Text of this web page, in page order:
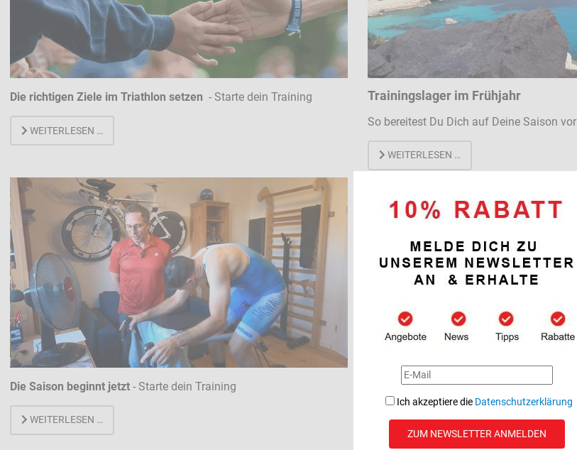
Ich akzeptiere die Datenschutzerklärung
ZUM NEWSLETTER ANMELDEN
Die richtigen Ziele im Triathlon setzen - Starte dein Training
WEITERLESEN …
Die Saison beginnt jetzt - Starte dein Training
WEITERLESEN …
Trainingslager im Frühjahr
So bereitest Du Dich auf Deine Saison vor
WEITERLESEN …
Unsere Tipps für Dich?